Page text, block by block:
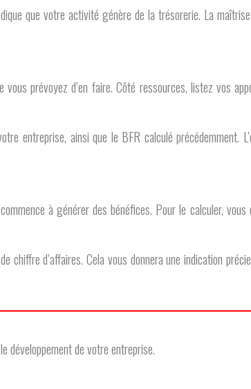
que votre activité génère de la trésorerie. La
prévoyez d’en faire. Côté ressources, listez vos
entreprise, ainsi que le BFR calculé précédemment.
à générer des bénéfices. Pour le calculer,
d’affaires. Cela vous donnera une indication
développement de votre entreprise.